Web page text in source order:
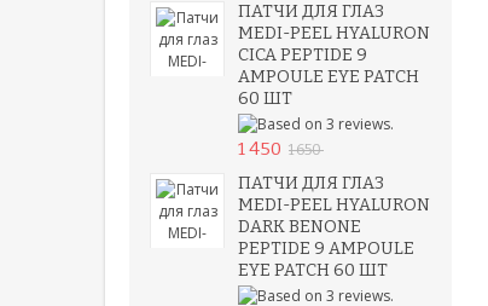
ПАТЧИ ДЛЯ ГЛАЗ
MEDI-PEEL HYALURON
CICA PEPTIDE 9
AMPOULE EYE PATCH
60 ШТ
1 450 1 650
ПАТЧИ ДЛЯ ГЛАЗ
MEDI-PEEL HYALURON
DARK BENONE
PEPTIDE 9 AMPOULE
EYE PATCH 60 ШТ